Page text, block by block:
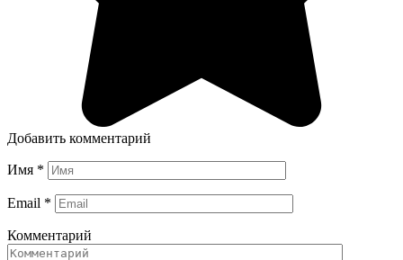
Добавить комментарий
Имя *
Email *
Комментарий